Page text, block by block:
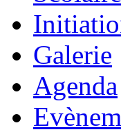
Galerie
Agenda